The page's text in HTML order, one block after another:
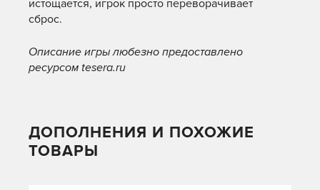
истощается, игрок просто переворачивает
сброс.
Описание игры любезно предоставлено
ресурсом tesera.ru
ДОПОЛНЕНИЯ И ПОХОЖИЕ
ТОВАРЫ